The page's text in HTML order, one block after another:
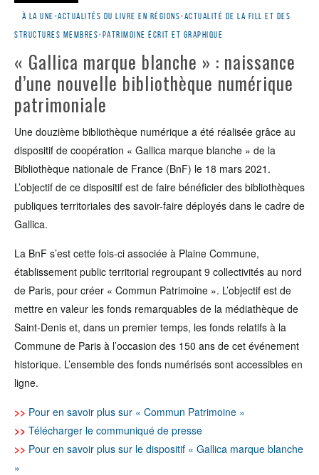
À la une •Actualités du livre en régions•Actualité de la Fill et des
structures membres•Patrimoine écrit et graphique
« Gallica marque blanche » : naissance
d’une nouvelle bibliothèque numérique
patrimoniale
Une douzième bibliothèque numérique a été réalisée grâce au
dispositif de coopération « Gallica marque blanche » de la
Bibliothèque nationale de France (BnF) le 18 mars 2021.
L’objectif de ce dispositif est de faire bénéficier des bibliothèques
publiques territoriales des savoir-faire déployés dans le cadre de
Gallica.
La BnF s’est cette fois-ci associée à Plaine Commune,
établissement public territorial regroupant 9 collectivités au nord
de Paris, pour créer « Commun Patrimoine ». L’objectif est de
mettre en valeur les fonds remarquables de la médiathèque de
Saint-Denis et, dans un premier temps, les fonds relatifs à la
Commune de Paris à l’occasion des 150 ans de cet événement
historique. L’ensemble des fonds numérisés sont accessibles en
ligne.
>> Pour en savoir plus sur « Commun Patrimoine »
>> Télécharger le communiqué de presse
>> Pour en savoir plus sur le dispositif « Gallica marque blanche
»